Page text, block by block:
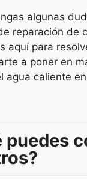
algunas
reparación de
aquí para
a poner en
agua caliente
puedes